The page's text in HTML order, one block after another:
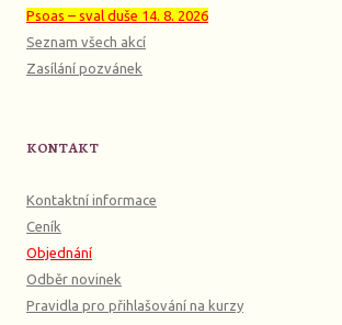
Psoas – sval duše 14. 8. 2026
Seznam všech akcí
Zasílání pozvánek
KONTAKT
Kontaktní informace
Ceník
Objednání
Odběr novinek
Pravidla pro přihlašování na kurzy